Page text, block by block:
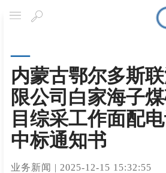
内蒙古鄂尔多斯
限公司白家海子
目综采工作面配
中标通知书
业务新闻 | 2025-12-15 15:32:55